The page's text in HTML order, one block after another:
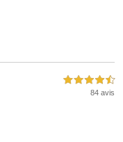
4,5 étoiles sur 5
84 avis